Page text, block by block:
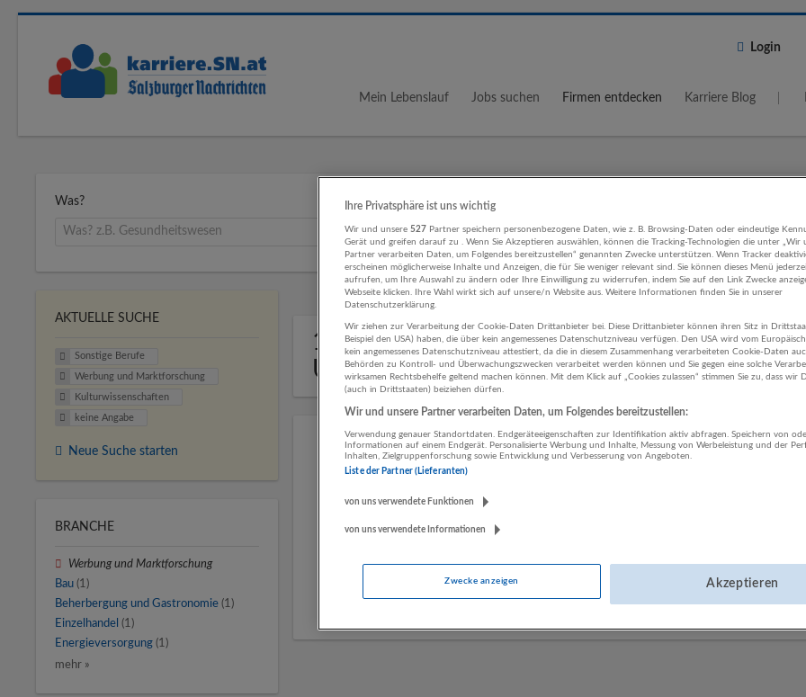
Login
Mein Lebenslauf Jobs suchen Firmen entdecken Karriere Blog
Was? Wo?
5 km
1 Sonstige Berufe Werbung und
Unternehmen
LUGSTEIN CONSULTING
Bergheim bei Salzburg
Energieversorgung | Finanz- und Versicherungsleistungen |
Gesundheitswesen | Herstellung von Waren | IT-Dienstleistungen |
Öffentliche Verwaltung | Rechtsberatung und Wirtschaftsprüfung |
Sonstige Dienstleistungen | Sozialwesen | Verkehr | Verlagswesen |
AKTUELLE SUCHE
Sonstige Berufe
Werbung und Marktforschung
Kulturwissenschaften
keine Angabe
Neue Suche starten
BRANCHE
Werbung und Marktforschung
Bau (1)
Beherbergung und Gastronomie (1)
Einzelhandel (1)
Energieversorgung (1)
mehr »
Ihre Privatsphäre ist uns wichtig
Wir und unsere527 Partner speichern personenbezogene Daten, wie z. B. Browsing-Daten oder eindeutige
Gerät und greifen darauf zu . Wenn Sie Akzeptieren auswählen, können die Tracking-Technologien die unter „Wir
Partner verarbeiten Daten, um Folgendes bereitzustellen“ genannten Zwecke unterstützen. Wenn Tracker
erscheinen möglicherweise Inhalte und Anzeigen, die für Sie weniger relevant sind. Sie können dieses Menü
aufrufen, um Ihre Auswahl zu ändern oder Ihre Einwilligung zu widerrufen, indem Sie auf den Link Zwecke
Webseite klicken. Ihre Wahl wirkt sich auf unsere/n Website aus. Weitere Informationen finden Sie in unserer
Datenschutzerklärung.
Wir ziehen zur Verarbeitung der Cookie-Daten Drittanbieter bei. Diese Drittanbieter können ihren Sitz in
Beispiel den USA) haben, die über kein angemessenes Datenschutzniveau verfügen. Den USA wird vom
kein angemessenes Datenschutzniveau attestiert, da die in diesem Zusammenhang verarbeiteten Cookie-Daten
Behörden zu Kontroll- und Überwachungszwecken verarbeitet werden können und Sie gegen eine solche
wirksamen Rechtsbehelfe geltend machen können. Mit dem Klick auf „Cookies zulassen“ stimmen Sie zu, dass wir
(auch in Drittstaaten) beiziehen dürfen.
Wir und unsere Partner verarbeiten Daten, um Folgendes bereitzustellen:
Verwendung genauer Standortdaten. Endgeräteeigenschaften zur Identifikation aktiv abfragen. Speichern von
Informationen auf einem Endgerät. Personalisierte Werbung und Inhalte, Messung von Werbeleistung und der
Inhalten, Zielgruppenforschung sowie Entwicklung und Verbesserung von Angeboten.
Liste der Partner (Lieferanten)
von uns verwendete Funktionen
von uns verwendete Informationen
Zwecke anzeigen Akzeptieren